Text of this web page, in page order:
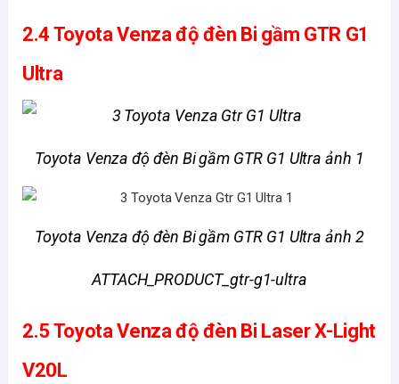
2.4 Toyota Venza độ đèn Bi gầm GTR G1
Ultra
Toyota Venza độ đèn Bi gầm GTR G1 Ultra ảnh 1
Toyota Venza độ đèn Bi gầm GTR G1 Ultra ảnh 2
ATTACH_PRODUCT_gtr-g1-ultra
2.5 Toyota Venza độ đèn Bi Laser X-Light
V20L